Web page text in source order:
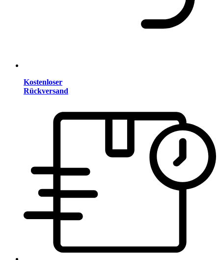
Kostenloser
Rückversand